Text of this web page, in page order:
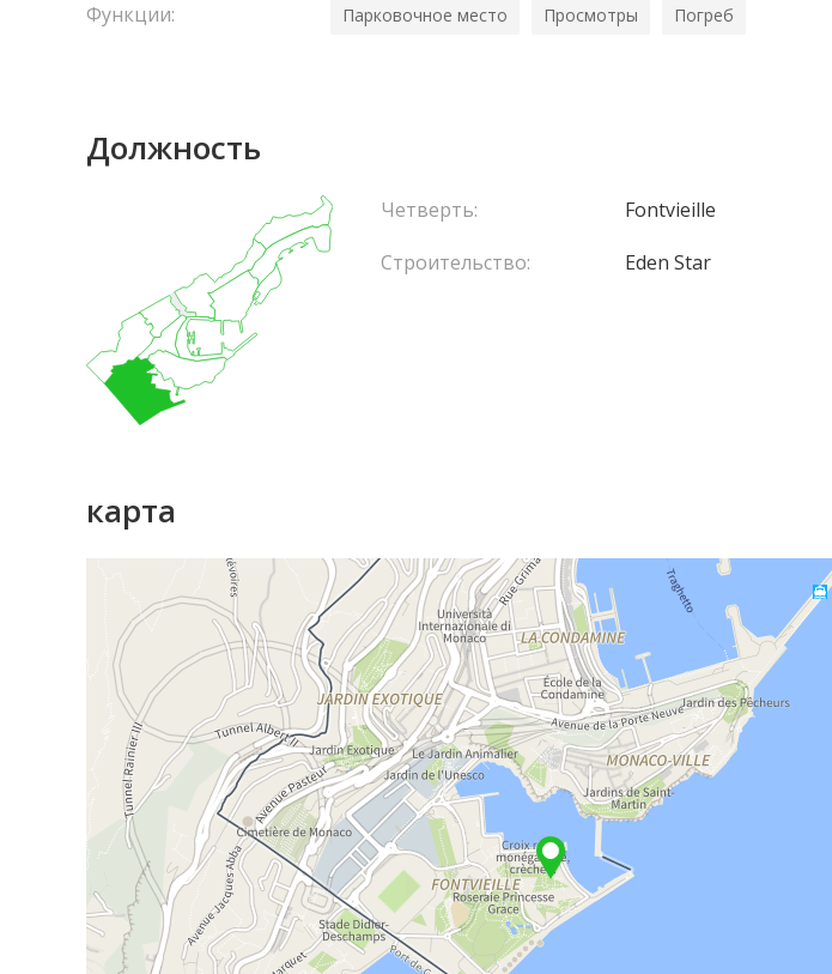
Функции: Парковочное место Просмотры Погреб
Должность
Четверть:
Fontvieille
Строительство:
Eden Star
карта